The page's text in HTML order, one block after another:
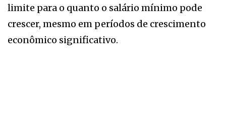
limite para o quanto o salário mínimo pode
crescer, mesmo em períodos de crescimento
econômico significativo.